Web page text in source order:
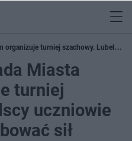
organizuje turniej szachowy. Lubelscy
Miasta
turniej
uczniowie
sił